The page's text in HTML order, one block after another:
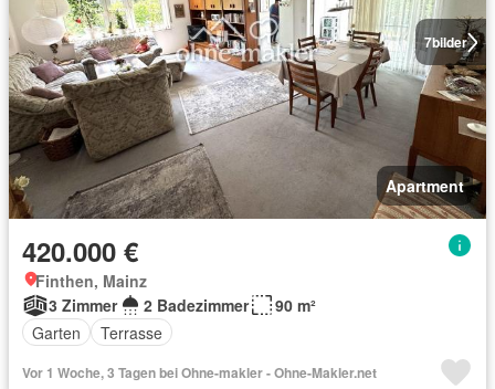
7bilder
Apartment
420.000 €
Finthen, Mainz
3 Zimmer
2 Badezimmer
90 m²
Garten
Terrasse
Vor 1 Woche, 3 Tagen bei Ohne-makler - Ohne-Makler.net